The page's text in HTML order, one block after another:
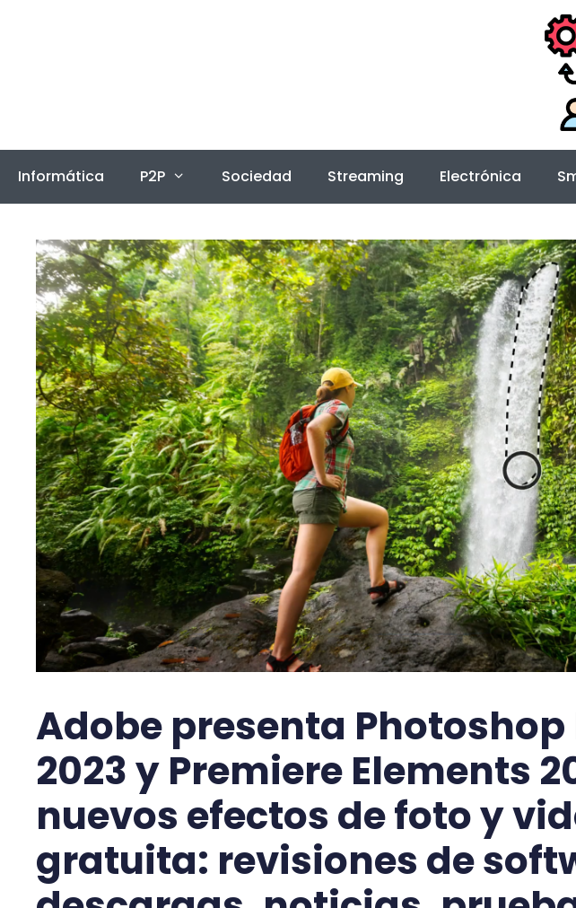
Informática P2P Sociedad Streaming Electrónica
Adobe presenta Photoshop
2023 y Premiere Elements
nuevos efectos de foto y
gratuita: revisiones de